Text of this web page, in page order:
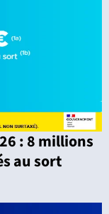
: 8 millions
au sort